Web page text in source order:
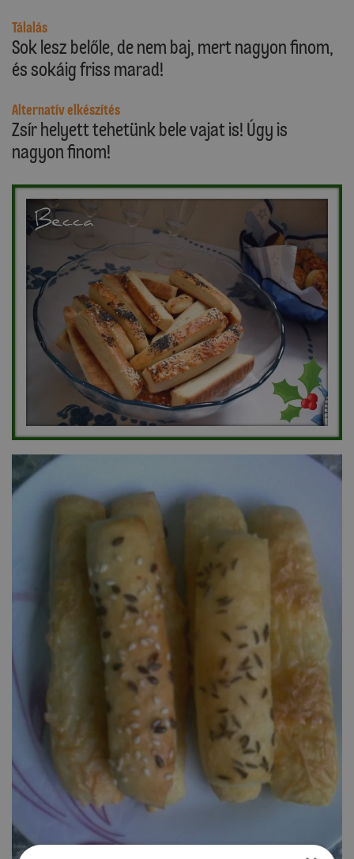
Tálalás
Sok lesz belőle, de nem baj, mert nagyon finom,
és sokáig friss marad!
Alternatív elkészítés
Zsír helyett tehetünk bele vajat is! Úgy is
nagyon finom!